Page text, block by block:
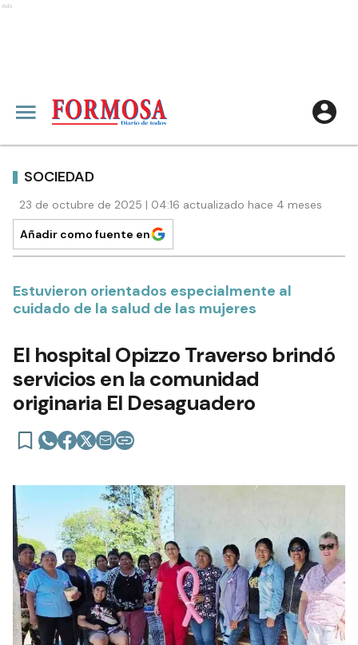
Ads
SOCIEDAD
23 de octubre de 2025 | 04:16 actualizado hace 4 meses
Añadir como fuente en
Estuvieron orientados especialmente al
cuidado de la salud de las mujeres
El hospital Opizzo Traverso brindó
servicios en la comunidad
originaria El Desaguadero